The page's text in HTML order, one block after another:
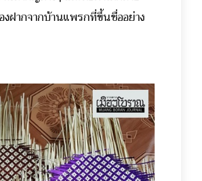
ฝากจากบ้านแพรกที่ขึ้นชื่ออย่าง